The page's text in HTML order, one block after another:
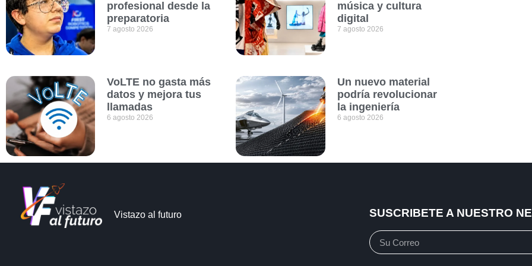
profesional desde la
preparatoria
7 agosto 2026
música y cultura
digital
7 agosto 2026
VoLTE no gasta más
datos y mejora tus
llamadas
6 agosto 2026
Un nuevo material
podría revolucionar
la ingeniería
6 agosto 2026
Vistazo al futuro SUSCRIBETE A NUESTRO